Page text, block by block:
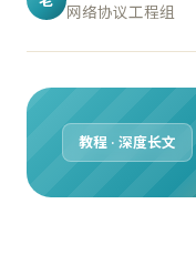
网络协议工程组
教程 · 深度长文